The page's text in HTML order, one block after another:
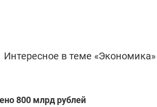
Интересное в теме «Экономика»
800 млрд рублей